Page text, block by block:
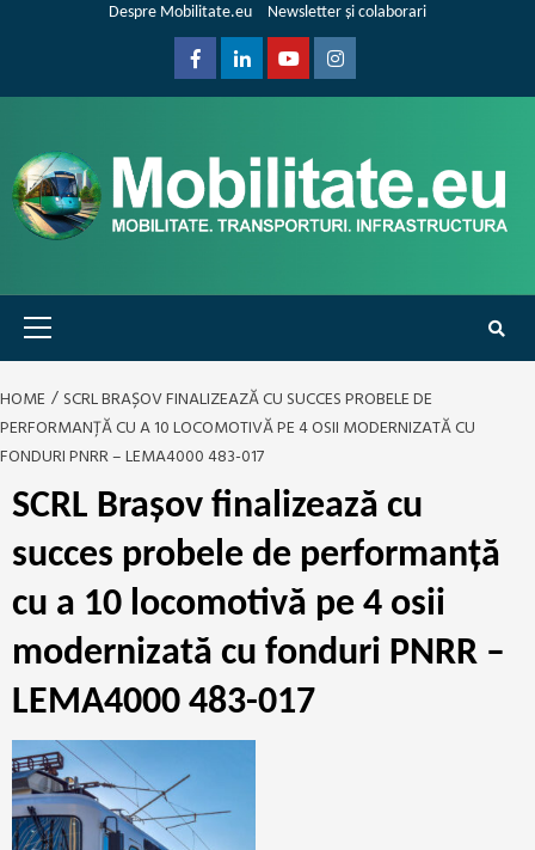
Despre Mobilitate.eu Newsletter și colaborari
FacebookLinkedinYoutubeInstagram
Primary
Menu
HOME
SCRL BRAȘOV FINALIZEAZĂ CU SUCCES PROBELE DE
PERFORMANȚĂ CU A 10 LOCOMOTIVĂ PE 4 OSII MODERNIZATĂ CU
FONDURI PNRR – LEMA4000 483-017
SCRL Brașov finalizează cu
succes probele de performanță
cu a 10 locomotivă pe 4 osii
modernizată cu fonduri PNRR –
LEMA4000 483-017